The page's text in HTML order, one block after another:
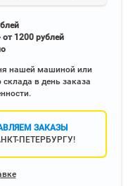
1200 рублей
нашей машиной или
в день заказа
ЗАКАЗЫ
ПЕТЕРБУРГУ!